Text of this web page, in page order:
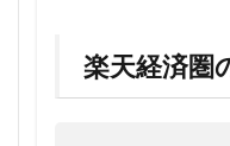
楽天経済圏